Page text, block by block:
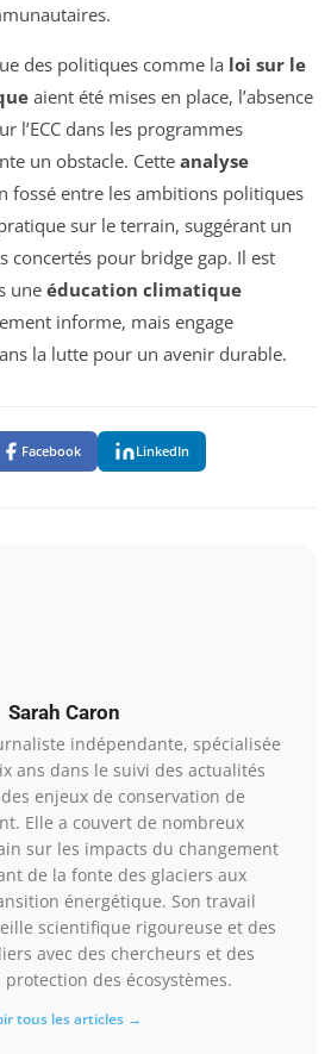
des politiques comme la loi sur le
aient été mises en place, l’absence
l’ECC dans les programmes
un obstacle. Cette analyse
fossé entre les ambitions politiques
sur le terrain, suggérant un
concertés pour bridge gap. Il est
une éducation climatique
informe, mais engage
la lutte pour un avenir durable.
Facebook LinkedIn
Sarah Caron
indépendante, spécialisée
ans dans le suivi des actualités
enjeux de conservation de
Elle a couvert de nombreux
sur les impacts du changement
de la fonte des glaciers aux
énergétique. Son travail
scientifique rigoureuse et des
avec des chercheurs et des
des écosystèmes.
tous les articles →